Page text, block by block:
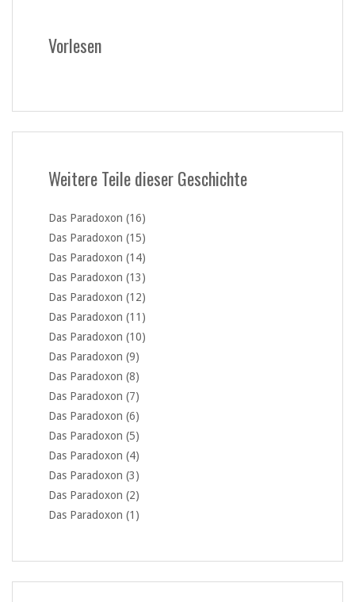
Vorlesen
Weitere Teile dieser Geschichte
Das Paradoxon (16)
Das Paradoxon (15)
Das Paradoxon (14)
Das Paradoxon (13)
Das Paradoxon (12)
Das Paradoxon (11)
Das Paradoxon (10)
Das Paradoxon (9)
Das Paradoxon (8)
Das Paradoxon (7)
Das Paradoxon (6)
Das Paradoxon (5)
Das Paradoxon (4)
Das Paradoxon (3)
Das Paradoxon (2)
Das Paradoxon (1)